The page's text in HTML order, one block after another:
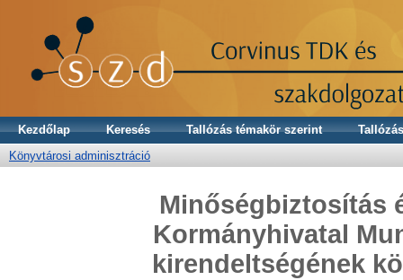
Kezdőlap Keresés Tallózás témakör szerint
Könyvtárosi adminisztráció
Minőségbiztosítás
Kormányhivatal
kirendeltségének